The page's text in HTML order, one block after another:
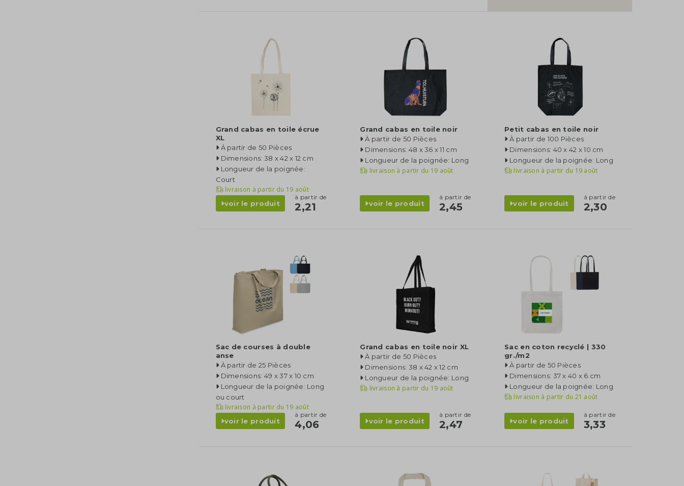
Grand cabas en toile écrue
XL
À partir de 50 Pièces
Dimensions: 38 x 42 x 12 cm
Longueur de la poignée:
Court
livraison à partir du 19 août
voir le produit
à partir de
2,21
Grand cabas en toile noir
À partir de 50 Pièces
Dimensions: 48 x 36 x 11 cm
Longueur de la poignée: Long
livraison à partir du 19 août
voir le produit
à partir de
2,45
Petit cabas en toile noir
À partir de 100 Pièces
Dimensions: 40 x 42 x 10 cm
Longueur de la poignée: Long
livraison à partir du 19 août
voir le produit
à partir de
2,30
Sac de courses à double
anse
À partir de 25 Pièces
Dimensions: 49 x 37 x 10 cm
Longueur de la poignée: Long
ou court
livraison à partir du 19 août
voir le produit
à partir de
4,06
Grand cabas en toile noir XL
À partir de 50 Pièces
Dimensions: 38 x 42 x 12 cm
Longueur de la poignée: Long
livraison à partir du 19 août
voir le produit
à partir de
2,47
Sac en coton recyclé | 330
gr./m2
À partir de 50 Pièces
Dimensions: 37 x 40 x 6 cm
Longueur de la poignée: Long
livraison à partir du 21 août
voir le produit
à partir de
3,33